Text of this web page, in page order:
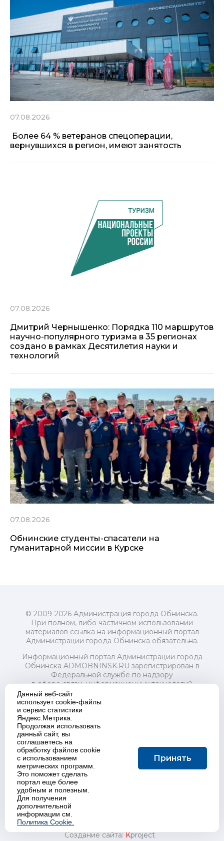
07.08.2026
Более 64 % ветеранов спецоперации,
вернувшихся в регион, имеют занятость
07.08.2026
Дмитрий Чернышенко: Порядка 110 маршрутов
научно-популярного туризма в 35 регионах
создано в рамках Десятилетия науки и
технологий
07.08.2026
Обнинские студенты-спасатели на
гуманитарной миссии в Курске
© 2009-2026 Администрация города Обнинска.
При полном, либо частичном использовании
материалов ссылка на информационный портал
Администрации города Обнинска обязательна.
Информационный портал Администрации города
Обнинска ADMOBNINSK.RU зарегистрирован в
Федеральной службе по надзору
в сфере связи, информационных технологий
и массовых коммуникаций (Роскомнадзор) 24 июля
2018 года.
Свидетельство о регистрации Эл № ФС77-73321
Учредитель: Администрация (исполнительно-
распорядительный орган) городского округа "Город
Обнинск". Главный редактор: Байкова Е.А.
Адрес электронной почты Редакции:
redactor@admobninsk.ru
Телефон Редакции: +7 (484) 395-85-85
Настоящий ресурс содержит материалы 18+
Политика в отношении обработки персональных
Создание сайта:Kproject
Данный веб-сайт
использует cookie-файлы
и сервис статистики
Яндекс.Метрика.
Продолжая использовать
данный сайт, вы
соглашаетесь на
обработку файлов cookie
с использованием
метрических программ.
Это поможет сделать
портал еще более
удобным и полезным.
Для получения
дополнительной
информации см.
Политика Cookie.
Принять